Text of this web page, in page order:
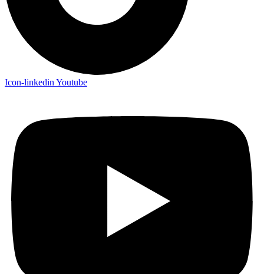
Icon-linkedin Youtube